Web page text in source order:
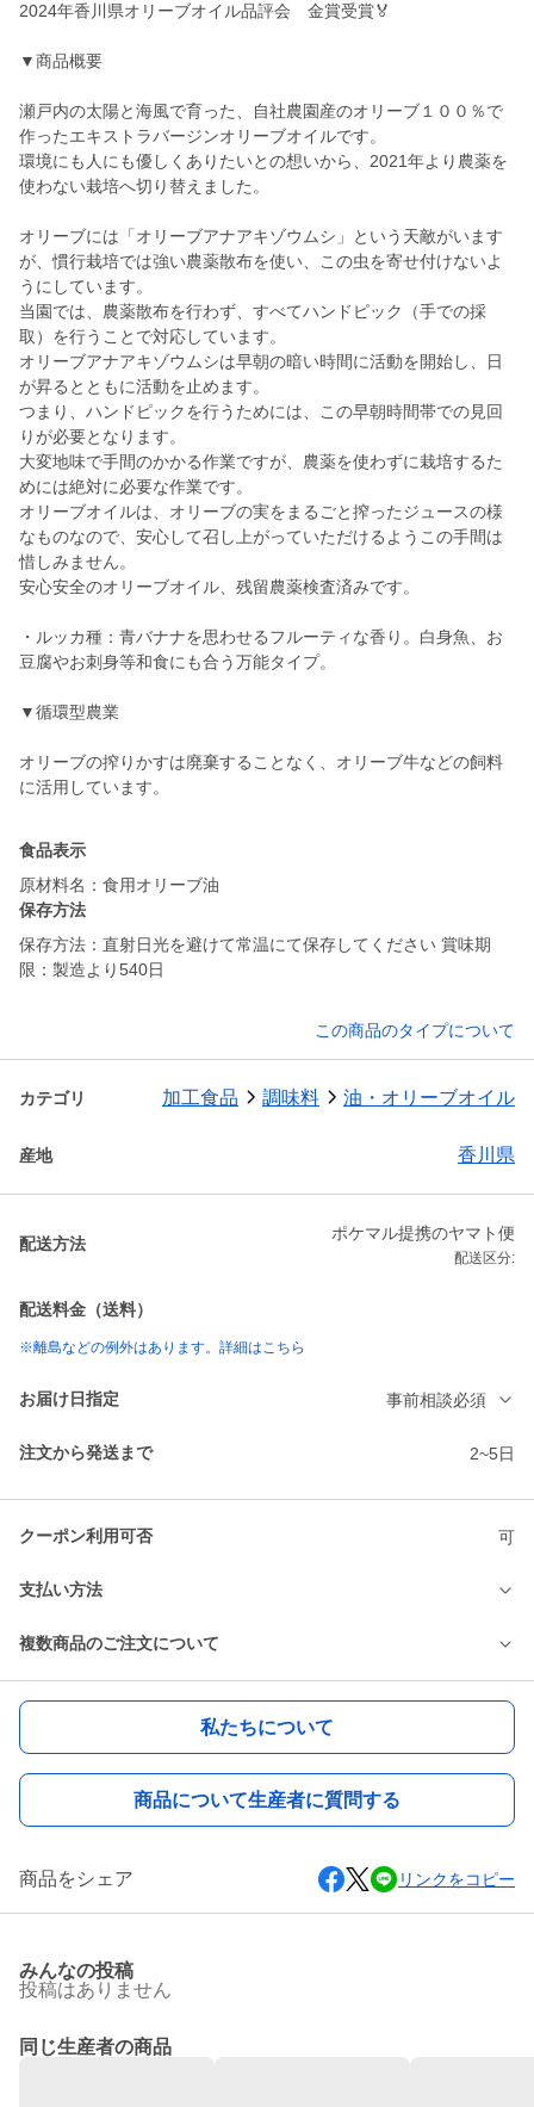
2024年香川県オリーブオイル品評会 金賞受賞🏅
▼商品概要
瀬戸内の太陽と海風で育った、自社農園産のオリーブ１００％で
作ったエキストラバージンオリーブオイルです。
環境にも人にも優しくありたいとの想いから、2021年より農薬を
使わない栽培へ切り替えました。
オリーブには「オリーブアナアキゾウムシ」という天敵がいます
が、慣行栽培では強い農薬散布を使い、この虫を寄せ付けないよ
うにしています。
当園では、農薬散布を行わず、すべてハンドピック（手での採
取）を行うことで対応しています。
オリーブアナアキゾウムシは早朝の暗い時間に活動を開始し、日
が昇るとともに活動を止めます。
つまり、ハンドピックを行うためには、この早朝時間帯での見回
りが必要となります。
大変地味で手間のかかる作業ですが、農薬を使わずに栽培するた
めには絶対に必要な作業です。
オリーブオイルは、オリーブの実をまるごと搾ったジュースの様
なものなので、安心して召し上がっていただけるようこの手間は
惜しみません。
安心安全のオリーブオイル、残留農薬検査済みです。
・ルッカ種：青バナナを思わせるフルーティな香り。白身魚、お
豆腐やお刺身等和食にも合う万能タイプ。
▼循環型農業
オリーブの搾りかすは廃棄することなく、オリーブ牛などの飼料
に活用しています。
食品表示
原材料名：食用オリーブ油
保存方法
保存方法：直射日光を避けて常温にて保存してください 賞味期
限：製造より540日
この商品のタイプについて
カテゴリ 加工食品 調味料 油・オリーブオイル
産地 香川県
配送方法
ポケマル提携のヤマト便
配送区分:
配送料金（送料）
※離島などの例外はあります。詳細はこちら
お届け日指定 事前相談必須
注文から発送まで 2~5日
クーポン利用可否 可
支払い方法
複数商品のご注文について
私たちについて
商品について生産者に質問する
商品をシェア リンクをコピー
みんなの投稿
投稿はありません
同じ生産者の商品